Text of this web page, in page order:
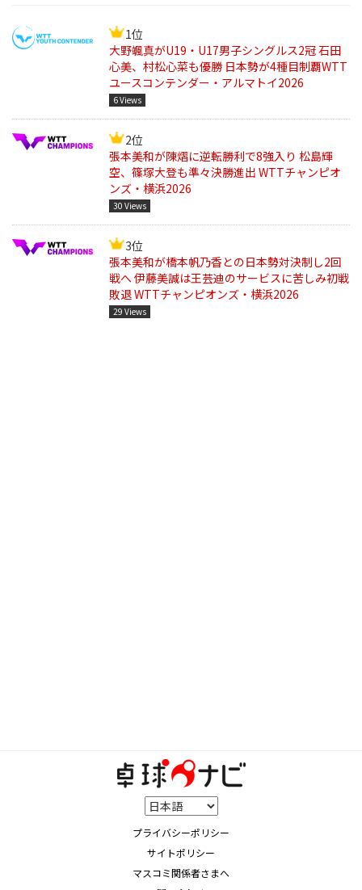
1位
大野颯真がU19・U17男子シングルス2冠 石田
心美、村松心菜も優勝 日本勢が4種目制覇WTT
ユースコンテンダー・アルマトイ2026
6 Views
2位
張本美和が陳熠に逆転勝利で8強入り 松島輝
空、篠塚大登も準々決勝進出 WTTチャンピオ
ンズ・横浜2026
30 Views
3位
張本美和が橋本帆乃香との日本勢対決制し2回
戦へ 伊藤美誠は王芸迪のサービスに苦しみ初戦
敗退 WTTチャンピオンズ・横浜2026
29 Views
プライバシーポリシー
サイトポリシー
マスコミ関係者さまへ